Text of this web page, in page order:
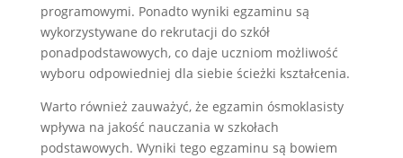
programowymi. Ponadto wyniki egzaminu są
wykorzystywane do rekrutacji do szkół
ponadpodstawowych, co daje uczniom możliwość
wyboru odpowiedniej dla siebie ścieżki kształcenia.
Warto również zauważyć, że egzamin ósmoklasisty
wpływa na jakość nauczania w szkołach
podstawowych. Wyniki tego egzaminu są bowiem